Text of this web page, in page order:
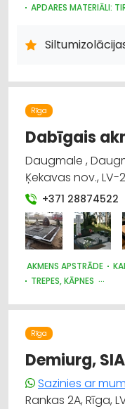
APDARES MATERIĀLI:
BŪVMATERIĀLU,
SILTUMIZOLĀCIJAS
Rīga
Dabīgais
Daugmale ,
Ķekavas nov., LV-
+371 28874522
AKMENS APSTRĀDE
TREPES, KĀPNES
Rīga
Demiurg, SIA
Sazinies ar
Rankas 2A, Rīga,